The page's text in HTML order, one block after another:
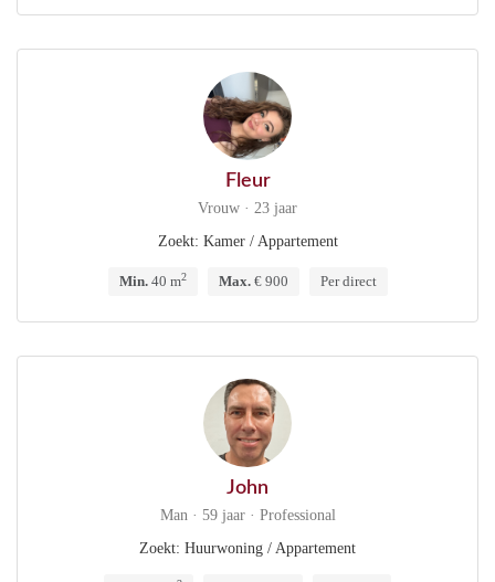
Fleur
Vrouw · 23 jaar
Zoekt: Kamer / Appartement
Min.40 m2 Max.€ 900 Per direct
John
Man · 59 jaar · Professional
Zoekt: Huurwoning / Appartement